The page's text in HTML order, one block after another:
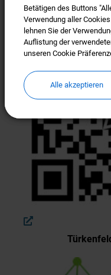
Betätigen des Buttons
Verwendung aller
lehnen Sie der
Auflistung der
unseren Cookie
Alle akzeptieren
Betätigen des Buttons
Verwendung aller
lehnen Sie der
Auflistung der
unseren Cookie
Alle akzeptieren